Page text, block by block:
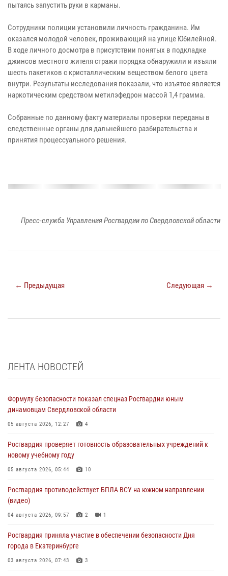
пытаясь запустить руки в карманы.
Сотрудники полиции установили личность гражданина. Им
оказался молодой человек, проживающий на улице Юбилейной.
В ходе личного досмотра в присутствии понятых в подкладке
джинсов местного жителя стражи порядка обнаружили и изъяли
шесть пакетиков с кристаллическим веществом белого цвета
внутри. Результаты исследования показали, что изъятое является
наркотическим средством метилэфедрон массой 1,4 грамма.
Собранные по данному факту материалы проверки переданы в
следственные органы для дальнейшего разбирательства и
принятия процессуального решения.
Пресс-служба Управления Росгвардии по Свердловской области
← Предыдущая Следующая →
ЛЕНТА НОВОСТЕЙ
Формулу безопасности показал спецназ Росгвардии юным
динамовцам Свердловской области
05 августа 2026, 12:27 4
Росгвардия проверяет готовность образовательных учреждений к
новому учебному году
05 августа 2026, 05:44 10
Росгвардия противодействует БПЛА ВСУ на южном направлении
(видео)
04 августа 2026, 09:57 2 1
Росгвардия приняла участие в обеспечении безопасности Дня
города в Екатеринбурге
03 августа 2026, 07:43 3